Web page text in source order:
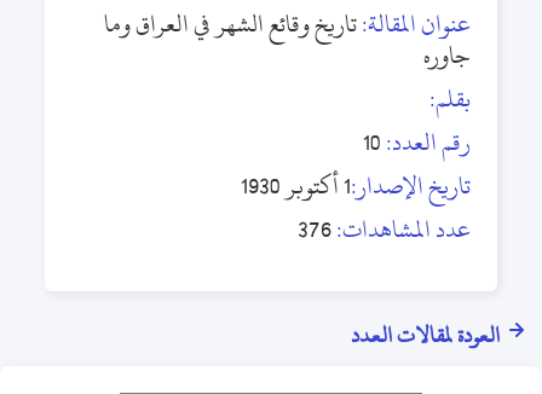
عنوان المقالة:تاريخ وقائع الشهر في العراق وما
جاوره
بقلم:
رقم العدد:10
تاريخ الإصدار:1 أكتوبر 1930
عدد المشاهدات:376
العودة لمقالات العدد